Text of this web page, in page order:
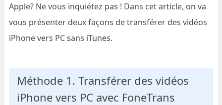
Apple? Ne vous inquiétez pas ! Dans cet article, on va
vous présenter deux façons de transférer des vidéos
iPhone vers PC sans iTunes.
Méthode 1. Transférer des vidéos
iPhone vers PC avec FoneTrans